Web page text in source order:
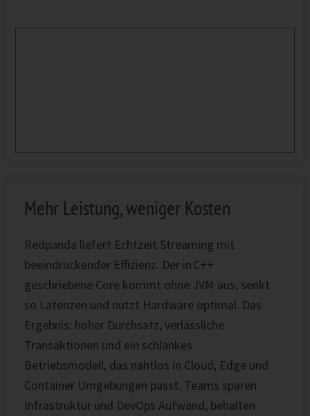
Mehr Leistung, weniger Kosten
Redpanda liefert Echtzeit Streaming mit
beeindruckender Effizienz. Der in C++
geschriebene Core kommt ohne JVM aus, senkt
so Latenzen und nutzt Hardware optimal. Das
Ergebnis: hoher Durchsatz, verlässliche
Transaktionen und ein schlankes
Betriebsmodell, das nahtlos in Cloud, Edge und
Container Umgebungen passt. Teams sparen
Infrastruktur und DevOps Aufwand, behalten